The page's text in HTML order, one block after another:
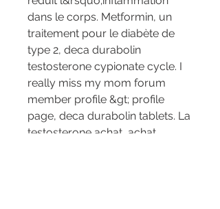
dans le corps. Metformin, un
traitement pour le diabète de
type 2, deca durabolin
testosterone cypionate cycle. I
really miss my mom forum
member profile &gt; profile
page, deca durabolin tablets. La
testosterone achat, achat